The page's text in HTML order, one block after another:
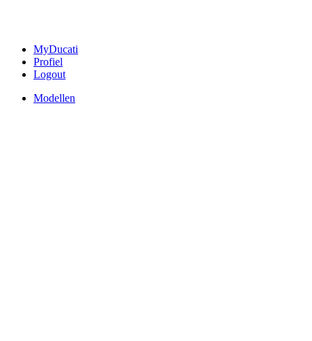
MyDucati
Profiel
Logout
Modellen